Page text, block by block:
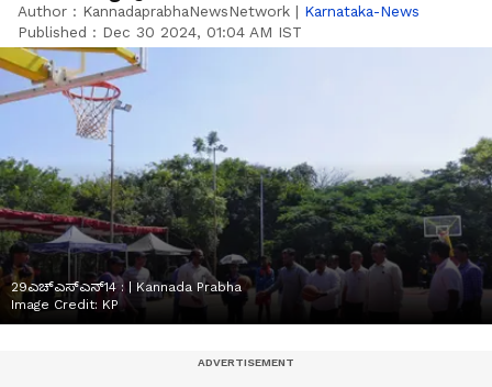
Author : KannadaprabhaNewsNetwork | Karnataka-News
Published : Dec 30 2024, 01:04 AM IST
29ಎಚ್ಎಸ್ಎನ್14 : | Kannada Prabha
Image Credit: KP